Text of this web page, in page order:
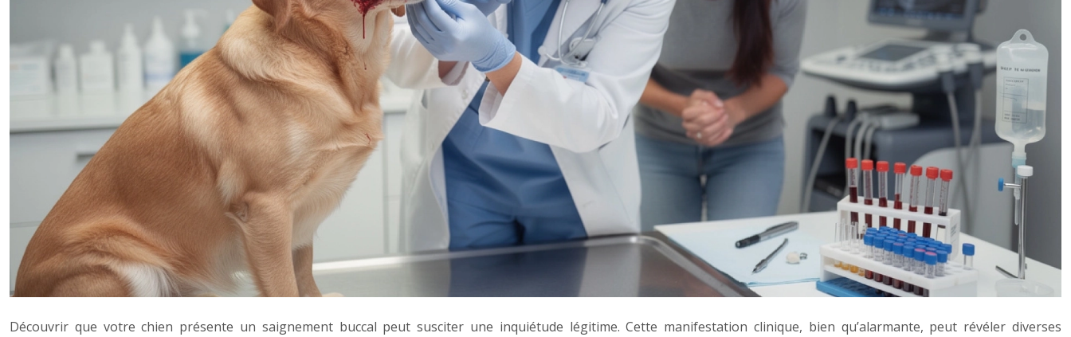
Découvrir que votre chien présente un saignement buccal peut susciter une inquiétude légitime. Cette manifestation clinique, bien qu’alarmante, peut révéler diverses